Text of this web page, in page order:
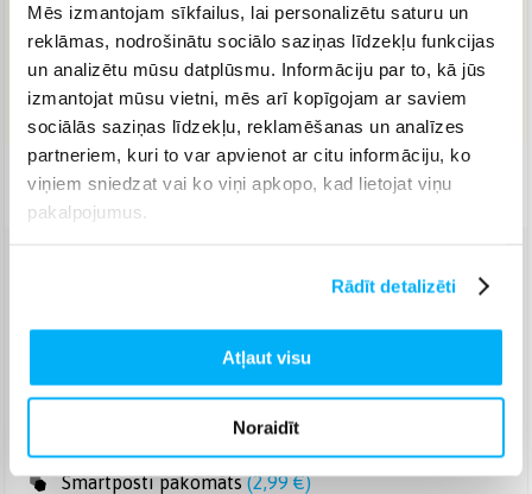
Mēs izmantojam sīkfailus, lai personalizētu saturu un
reklāmas, nodrošinātu sociālo saziņas līdzekļu funkcijas
un analizētu mūsu datplūsmu. Informāciju par to, kā jūs
izmantojat mūsu vietni, mēs arī kopīgojam ar saviem
sociālās saziņas līdzekļu, reklamēšanas un analīzes
partneriem, kuri to var apvienot ar citu informāciju, ko
viņiem sniedzat vai ko viņi apkopo, kad lietojat viņu
pakalpojumus.
Rādīt detalizēti
Atļaut visu
Noraidīt
13,56 €
IELIKT GROZĀ
Piegāde: 14-20 d.d.
Apmaksā pilnu summu skaidrā naudā piegādes brīdī.
Augusts 27d. - Septembris 4d.
3,99 €)
Smartposti pakomāts (2,99 €)